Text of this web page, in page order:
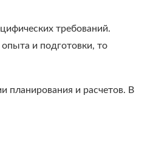
требований.
и подготовки, то
планирования и расчетов. В